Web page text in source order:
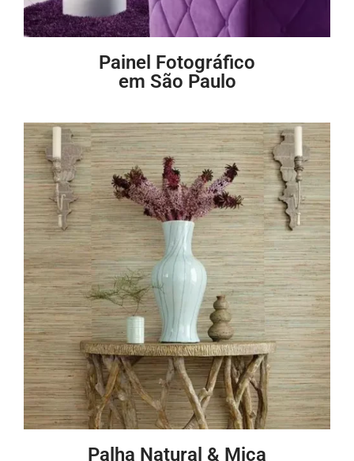
Painel Fotográfico
em São Paulo
Palha Natural & Mica